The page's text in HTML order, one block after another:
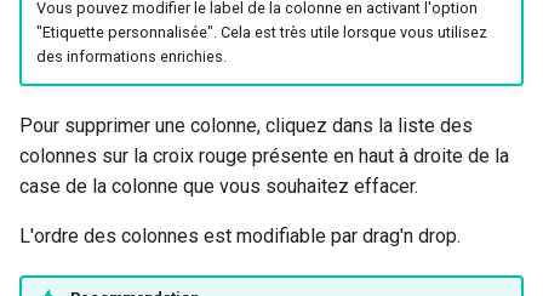
Vous pouvez modifier le label de la colonne en activant l'option
"Etiquette personnalisée". Cela est très utile lorsque vous utilisez
des informations enrichies.
Pour supprimer une colonne, cliquez dans la liste des
colonnes sur la croix rouge présente en haut à droite de la
case de la colonne que vous souhaitez effacer.
L'ordre des colonnes est modifiable par drag'n drop.